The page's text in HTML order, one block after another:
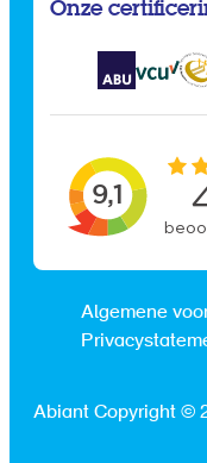
Onze
Algemene
Abiant Copyright ©